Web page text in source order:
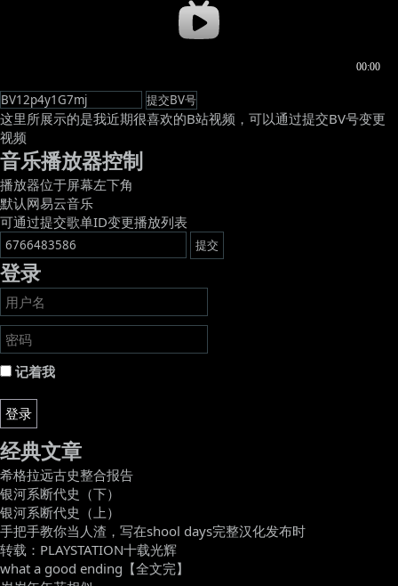
这里所展示的是我近期很喜欢的B站视频，可以通过提交BV号变更
视频
音乐播放器控制
播放器位于屏幕左下角
默认网易云音乐
可通过提交歌单ID变更播放列表
登录
记着我
登录
经典文章
希格拉远古史整合报告
银河系断代史（下）
银河系断代史（上）
手把手教你当人渣，写在shool days完整汉化发布时
转载：PLAYSTATION十载光辉
what a good ending【全文完】